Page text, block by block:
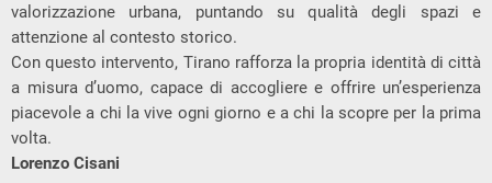
valorizzazione urbana, puntando su qualità degli spazi e
attenzione al contesto storico.
Con questo intervento, Tirano rafforza la propria identità di città
a misura d’uomo, capace di accogliere e offrire un’esperienza
piacevole a chi la vive ogni giorno e a chi la scopre per la prima
volta.
Lorenzo Cisani